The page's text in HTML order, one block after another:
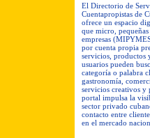
El Directorio de
Cuentapropistas de
ofrece un espacio
que micro,
empresas
por cuenta propia
servicios, productos
usuarios pueden
categoría o palabra
gastronomía,
servicios creativos y
portal impulsa la
sector privado
contacto entre
en el mercado